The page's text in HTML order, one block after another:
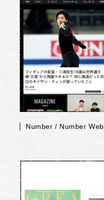
Number / Number Web